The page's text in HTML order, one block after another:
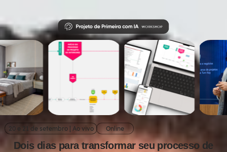
20 e 21 de setembro | Ao vivo Online
Dois dias para transformar seu processo de